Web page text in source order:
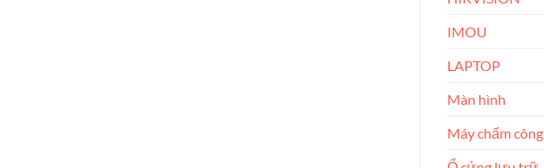
IMOU
LAPTOP
Màn hình
Máy chấm công